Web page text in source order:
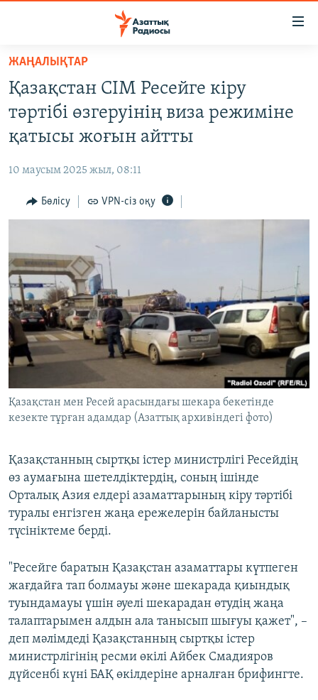
Skip
main
content
to
main
Navigation
to
САЯСАТ
AZATTYQTV
АДАМ ҚҰҚЫҚТАРЫ
ӘЛЕУМЕТ
АРНАЙЫ ЖОБАЛАР
Русский
ЖАЗЫЛЫҢЫЗ
Басқа тілдерде
ЖАҢАЛЫҚТАР
Қазақстан СІМ Ресейге кіру
тәртібі өзгеруінің виза режиміне
қатысы жоғын айтты
10 маусым 2025 жыл, 08:11
Бөлісу VPN-сіз оқу
Қазақстан мен Ресей арасындағы шекара бекетінде
кезекте тұрған адамдар (Азаттық архивіндегі фото)
Қазақстанның сыртқы істер министрлігі Ресейдің
өз аумағына шетелдіктердің, соның ішінде
Орталық Азия елдері азаматтарының кіру тәртібі
туралы енгізген жаңа ережелерін байланысты
түсініктеме берді.
"Ресейге баратын Қазақстан азаматтары күтпеген
жағдайға тап болмауы және шекарада қиындық
туындамауы үшін әуелі шекарадан өтудің жаңа
талаптарымен алдын ала танысып шығуы қажет", –
деп мәлімдеді Қазақстанның сыртқы істер
министрлігінің ресми өкілі Айбек Смадияров
дүйсенбі күні БАҚ өкілдеріне арналған брифингте.